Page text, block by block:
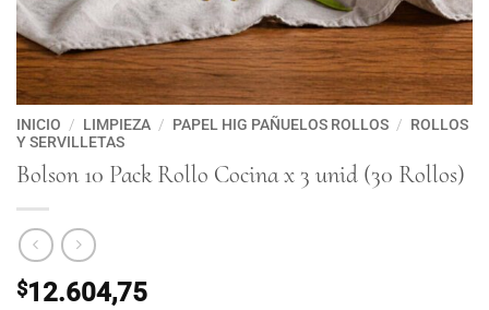
INICIO / LIMPIEZA / PAPEL HIG PAÑUELOS ROLLOS / ROLLOS
Y SERVILLETAS
Bolson 10 Pack Rollo Cocina x 3 unid (30 Rollos)
$12.604,75